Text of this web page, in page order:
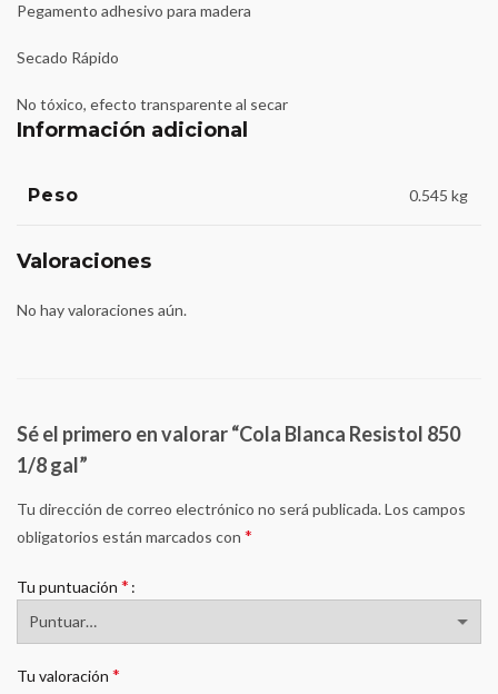
Pegamento adhesivo para madera
Secado Rápido
No tóxico, efecto transparente al secar
Información adicional
Peso 0.545 kg
Valoraciones
No hay valoraciones aún.
Sé el primero en valorar “Cola Blanca Resistol 850
1/8 gal”
Tu dirección de correo electrónico no será publicada.Los campos
obligatorios están marcados con *
Tu puntuación *
Tu valoración *